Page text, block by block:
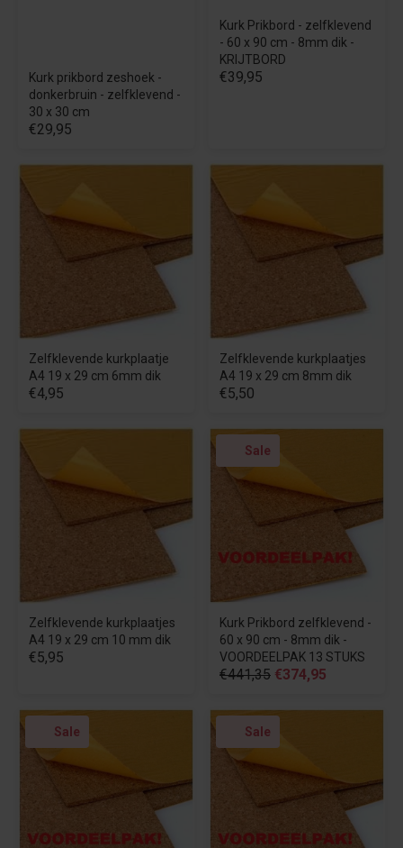
Kurk prikbord zeshoek -
donkerbruin - zelfklevend -
30 x 30 cm
€29,95
Kurk Prikbord - zelfklevend
- 60 x 90 cm - 8mm dik -
KRIJTBORD
€39,95
Zelfklevende kurkplaatje
A4 19 x 29 cm 6mm dik
€4,95
Zelfklevende kurkplaatjes
A4 19 x 29 cm 8mm dik
€5,50
Zelfklevende kurkplaatjes
A4 19 x 29 cm 10 mm dik
€5,95
Sale
Kurk Prikbord zelfklevend -
60 x 90 cm - 8mm dik -
VOORDEELPAK 13 STUKS
€441,35 €374,95
Sale Sale